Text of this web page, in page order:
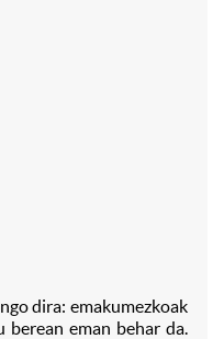
dira: emakumezkoak
berean eman behar da.